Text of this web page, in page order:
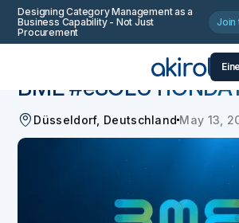
Designing Category Management as a
Business Capability - Not Just
Procurement
Join
Veranstaltungen und Webinare
BME
Düsseldorf, Deutschland May 13,